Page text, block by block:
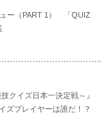
ー（PART 1） 「QUIZ
クイズ日本一決定戦～』
ズプレイヤーは誰だ！？